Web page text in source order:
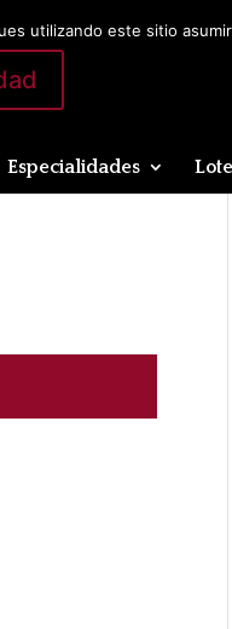
Especialidades
utilizando este sitio